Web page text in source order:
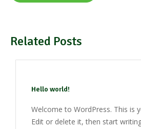
Related Posts
Hello world!
Welcome to WordPress. This is
Edit or delete it, then start